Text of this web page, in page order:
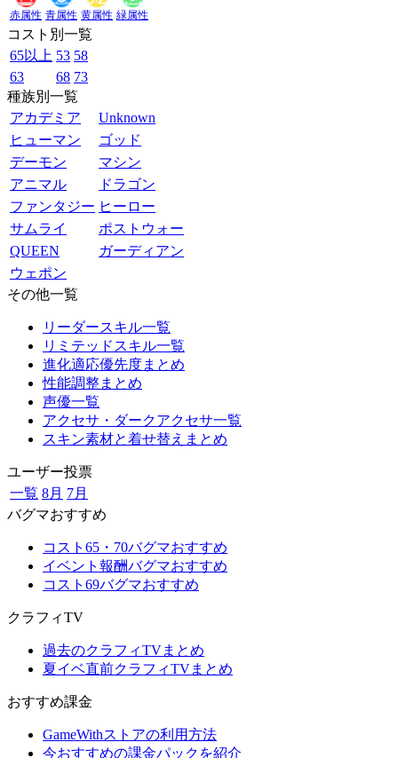
赤属性 青属性 黄属性 緑属性
コスト別一覧
65以上 53 58
63
68 73
種族別一覧
アカデミア
Unknown
ヒューマン
ゴッド
デーモン
マシン
アニマル
ドラゴン
ファンタジー ヒーロー
サムライ
ポストウォー
QUEEN
ガーディアン
ウェポン
その他一覧
リーダースキル一覧
リミテッドスキル一覧
進化適応優先度まとめ
性能調整まとめ
声優一覧
アクセサ・ダークアクセサ一覧
スキン素材と着せ替えまとめ
ユーザー投票
一覧 8月 7月
バグマおすすめ
コスト65・70バグマおすすめ
イベント報酬バグマおすすめ
コスト69バグマおすすめ
クラフィTV
過去のクラフィTVまとめ
夏イベ直前クラフィTVまとめ
おすすめ課金
GameWithストアの利用方法
今おすすめの課金パックを紹介